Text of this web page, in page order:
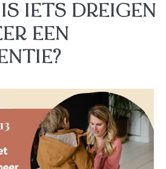
IETS DREIGEN
EEN